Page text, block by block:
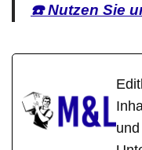
☎️ Nutzen Sie